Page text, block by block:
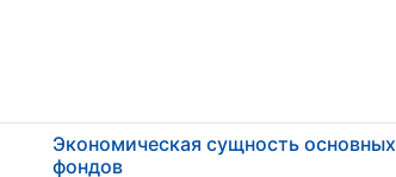
Экономическая сущность основных
фондов